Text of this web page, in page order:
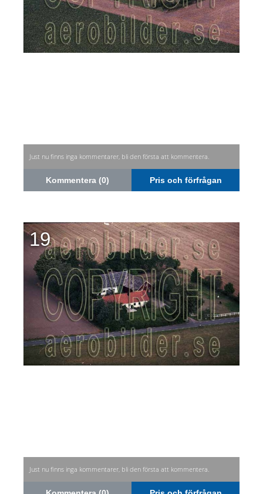
Just nu finns inga kommentarer, bli den första att kommentera.
Kommentera (0) Pris och förfrågan
19
Just nu finns inga kommentarer, bli den första att kommentera.